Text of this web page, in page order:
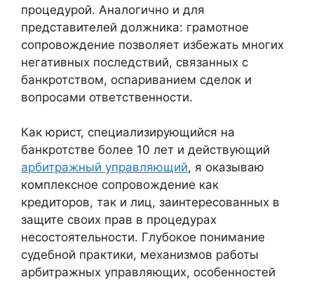
процедурой. Аналогично и для
представителей должника: грамотное
сопровождение позволяет избежать многих
негативных последствий, связанных с
банкротством, оспариванием сделок и
вопросами ответственности.
Как юрист, специализирующийся на
банкротстве более 10 лет и действующий
арбитражный управляющий, я оказываю
комплексное сопровождение как
кредиторов, так и лиц, заинтересованных в
защите своих прав в процедурах
несостоятельности. Глубокое понимание
судебной практики, механизмов работы
арбитражных управляющих, особенностей